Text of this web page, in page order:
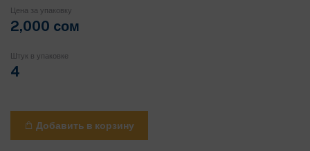
Цена за упаковку
2,000 cом
Штук в упаковке
4
Добавить в корзину